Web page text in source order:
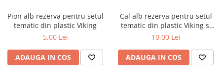
Seturi Sah
Ceasuri De Sah Digitale
Seturi Sah Tematice
Step 1
Pion alb rezerva pentru setul
tematic din plastic Viking
5,00 Lei
ADAUGA IN COS
Cal alb rezerva pentru setul
tematic din plastic Viking si
Evul Mediu
10,00 Lei
ADAUGA IN COS